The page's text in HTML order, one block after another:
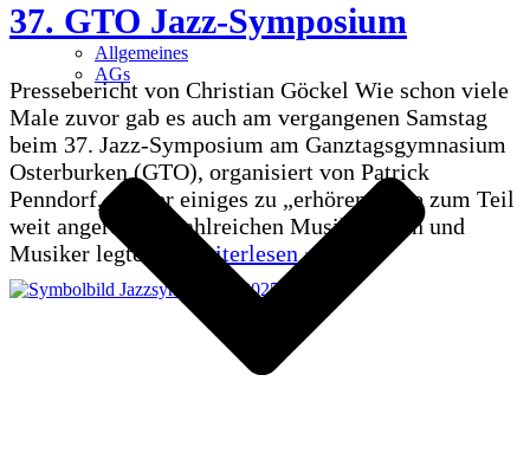
Allgemeines
AGs
37. GTO Jazz-Symposium
Pressebericht von Christian Göckel Wie schon viele
Male zuvor gab es auch am vergangenen Samstag
beim 37. Jazz-Symposium am Ganztagsgymnasium
Osterburken (GTO), organisiert von Patrick
Penndorf, wieder einiges zu „erhören“. Die zum Teil
weit angereisten zahlreichen Musikerinnen und
Musiker legten…
Weiterlesen »37.
GTO
Jazz-
Symposium